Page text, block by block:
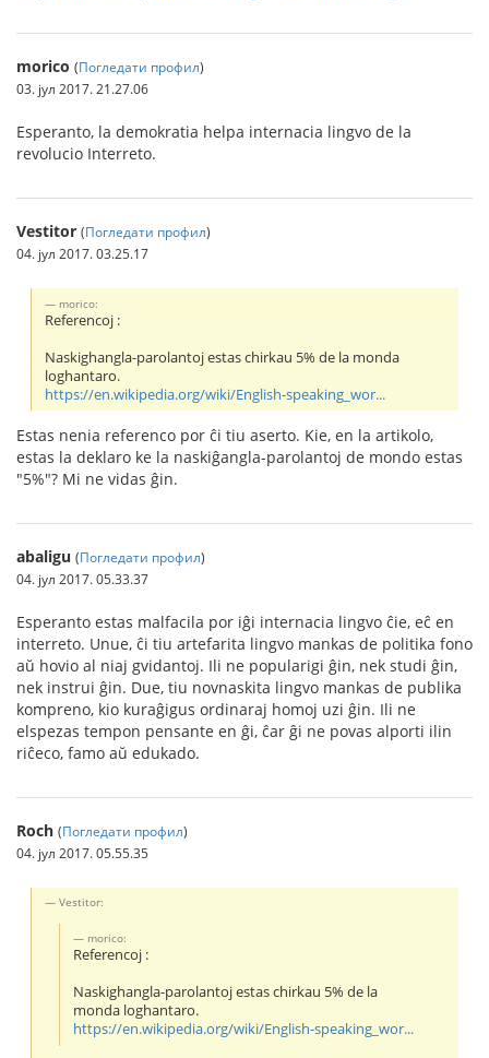
morico (Погледати профил)
03. јул 2017. 21.27.06
Esperanto, la demokratia helpa internacia lingvo de la
revolucio Interreto.
Vestitor (Погледати профил)
04. јул 2017. 03.25.17
morico:
Referencoj :
Naskighangla-parolantoj estas chirkau 5% de la monda
loghantaro.
https://en.wikipedia.org/wiki/English-speaking_wor...
Estas nenia referenco por ĉi tiu aserto. Kie, en la artikolo,
estas la deklaro ke la naskiĝangla-parolantoj de mondo estas
"5%"? Mi ne vidas ĝin.
abaligu (Погледати профил)
04. јул 2017. 05.33.37
Esperanto estas malfacila por iĝi internacia lingvo ĉie, eĉ en
interreto. Unue, ĉi tiu artefarita lingvo mankas de politika fono
aŭ hovio al niaj gvidantoj. Ili ne popularigi ĝin, nek studi ĝin,
nek instrui ĝin. Due, tiu novnaskita lingvo mankas de publika
kompreno, kio kuraĝigus ordinaraj homoj uzi ĝin. Ili ne
elspezas tempon pensante en ĝi, ĉar ĝi ne povas alporti ilin
riĉeco, famo aŭ edukado.
Roch (Погледати профил)
04. јул 2017. 05.55.35
Vestitor:
morico:
Referencoj :
Naskighangla-parolantoj estas chirkau 5% de la
monda loghantaro.
https://en.wikipedia.org/wiki/English-speaking_wor...